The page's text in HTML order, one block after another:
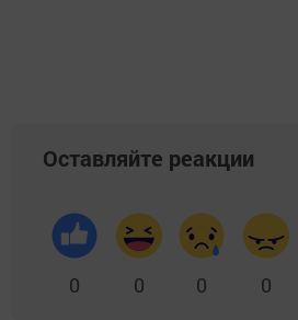
Оставляйте реакции
0 0 0 0